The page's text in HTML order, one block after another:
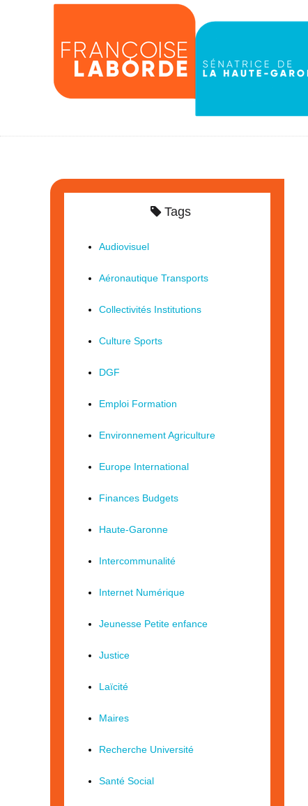
Tags
Audiovisuel
Aéronautique Transports
Collectivités Institutions
Culture Sports
DGF
Emploi Formation
Environnement Agriculture
Europe International
Finances Budgets
Haute-Garonne
Intercommunalité
Internet Numérique
Jeunesse Petite enfance
Justice
Laïcité
Maires
Recherche Université
Santé Social